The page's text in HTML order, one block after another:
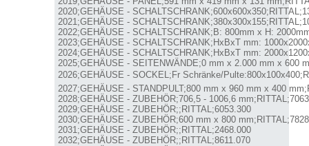
2020;GEHÄUSE -
2021;GEHÄUSE -
2022;GEHÄUSE - SCHALTSCHRANK;B: 800mm x H:
2023;GEHÄUSE - SCHALTSCHRANK;HxBxT mm:
2024;GEHÄUSE - SCHALTSCHRANK;HxBxT mm:
2025;GEHÄUSE - SEITENWÄNDE;0 mm x 2.000 mm x 600
2026;GEHÄUSE - SOCKEL;Fr Schränke/
2027;GEHÄUSE - STANDPULT;800 mm x 960 mm x 400
2028;GEHÄUSE - ZUBEHÖR;706,5 - 1006,6
2029;GEHÄUSE - ZUBEHÖR;;RITTAL;6053.300
2030;GEHÄUSE - ZUBEHÖR;600 mm x 800
2031;GEHÄUSE - ZUBEHÖR;;RITTAL;2468.000
2032;GEHÄUSE - ZUBEHÖR;;RITTAL;8611.070